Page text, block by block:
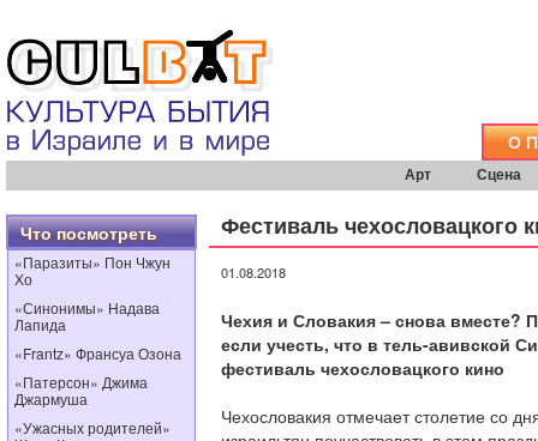
О
Арт Сцена
Что посмотреть
«Паразиты» Пон Чжун
Хо
«Синонимы» Надава
Лапида
«Frantz» Франсуа Озона
«Патерсон» Джима
Джармуша
«Ужасных родителей»
Фестиваль чехословацкого
01.08.2018
Чехия и Словакия – снова вместе?
если учесть, что в тель-авивской
фестиваль чехословацкого кино
Чехословакия отмечает столетие со